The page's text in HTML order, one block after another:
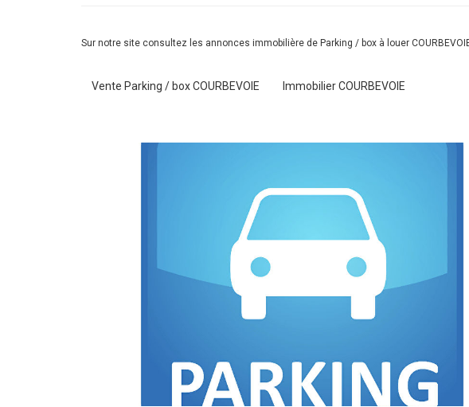
Sur notre site consultez les annonces immobilière de Parking / box à louer
Vente Parking / box COURBEVOIE Immobilier COURBEVOIE